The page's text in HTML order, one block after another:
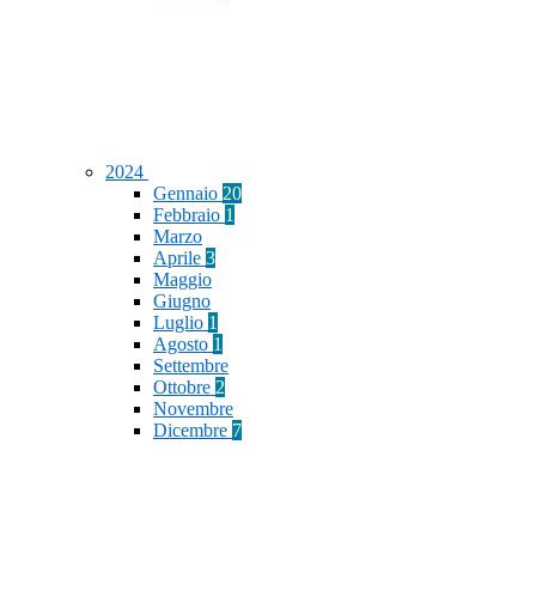
2024
Gennaio 20
Febbraio 1
Marzo
Aprile 3
Maggio
Giugno
Luglio 1
Agosto 1
Settembre
Ottobre 2
Novembre
Dicembre 7